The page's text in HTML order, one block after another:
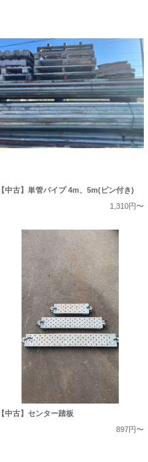
【中古】単管パイプ 4m、5m(ピン付き)
1,310円〜
【中古】センター踏板
897円〜